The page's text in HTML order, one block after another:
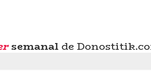
semanal de